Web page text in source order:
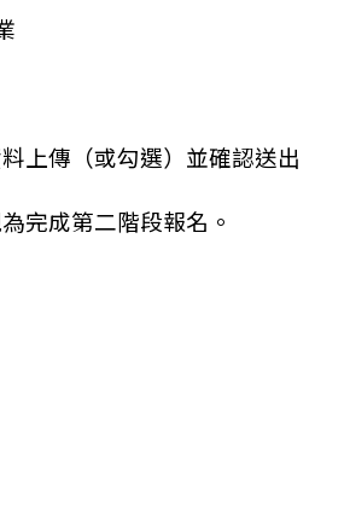
上傳（或勾選）並確認送出
完成第二階段報名。